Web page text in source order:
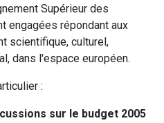
Supérieur des
engagées répondant aux
scientifique, culturel,
dans l'espace européen.
:
sur le budget 2005